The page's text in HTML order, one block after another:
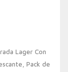
Lager Con
Pack de